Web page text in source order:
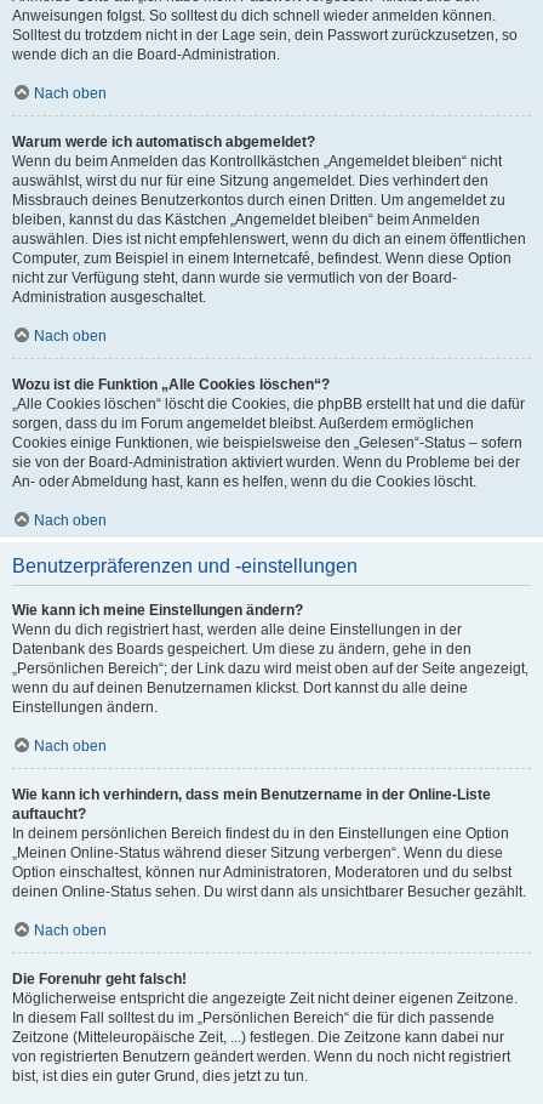
Anweisungen folgst. So solltest du dich schnell wieder anmelden können.
Solltest du trotzdem nicht in der Lage sein, dein Passwort zurückzusetzen, so
wende dich an die Board-Administration.
Nach oben
Warum werde ich automatisch abgemeldet?
Wenn du beim Anmelden das Kontrollkästchen „Angemeldet bleiben“ nicht
auswählst, wirst du nur für eine Sitzung angemeldet. Dies verhindert den
Missbrauch deines Benutzerkontos durch einen Dritten. Um angemeldet zu
bleiben, kannst du das Kästchen „Angemeldet bleiben“ beim Anmelden
auswählen. Dies ist nicht empfehlenswert, wenn du dich an einem öffentlichen
Computer, zum Beispiel in einem Internetcafé, befindest. Wenn diese Option
nicht zur Verfügung steht, dann wurde sie vermutlich von der Board-
Administration ausgeschaltet.
Nach oben
Wozu ist die Funktion „Alle Cookies löschen“?
„Alle Cookies löschen“ löscht die Cookies, die phpBB erstellt hat und die dafür
sorgen, dass du im Forum angemeldet bleibst. Außerdem ermöglichen
Cookies einige Funktionen, wie beispielsweise den „Gelesen“-Status – sofern
sie von der Board-Administration aktiviert wurden. Wenn du Probleme bei der
An- oder Abmeldung hast, kann es helfen, wenn du die Cookies löscht.
Nach oben
Benutzerpräferenzen und -einstellungen
Wie kann ich meine Einstellungen ändern?
Wenn du dich registriert hast, werden alle deine Einstellungen in der
Datenbank des Boards gespeichert. Um diese zu ändern, gehe in den
„Persönlichen Bereich“; der Link dazu wird meist oben auf der Seite angezeigt,
wenn du auf deinen Benutzernamen klickst. Dort kannst du alle deine
Einstellungen ändern.
Nach oben
Wie kann ich verhindern, dass mein Benutzername in der Online-Liste
auftaucht?
In deinem persönlichen Bereich findest du in den Einstellungen eine Option
„Meinen Online-Status während dieser Sitzung verbergen“. Wenn du diese
Option einschaltest, können nur Administratoren, Moderatoren und du selbst
deinen Online-Status sehen. Du wirst dann als unsichtbarer Besucher gezählt.
Nach oben
Die Forenuhr geht falsch!
Möglicherweise entspricht die angezeigte Zeit nicht deiner eigenen Zeitzone.
In diesem Fall solltest du im „Persönlichen Bereich“ die für dich passende
Zeitzone (Mitteleuropäische Zeit, ...) festlegen. Die Zeitzone kann dabei nur
von registrierten Benutzern geändert werden. Wenn du noch nicht registriert
bist, ist dies ein guter Grund, dies jetzt zu tun.